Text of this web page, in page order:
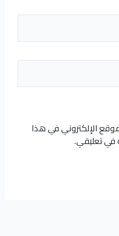
الإلكتروني في هذا
في تعليقي.